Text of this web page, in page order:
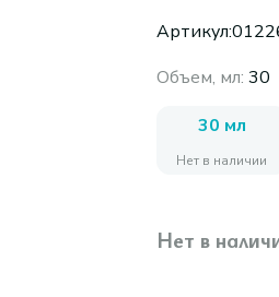
Артикул:
Объем, мл: 30
30 мл
Нет в наличии
Нет в